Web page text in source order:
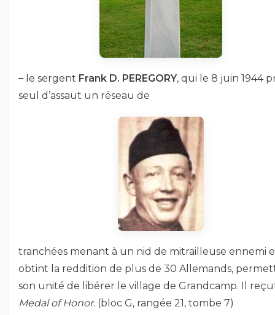
– le sergent Frank D. PEREGORY, qui le 8 juin 1944
seul d’assaut un réseau de
tranchées menant à un nid de mitrailleuse ennemi
obtint la reddition de plus de 30 Allemands,
son unité de libérer le village de Grandcamp. Il
Medal of Honor. (bloc G, rangée 21, tombe 7)